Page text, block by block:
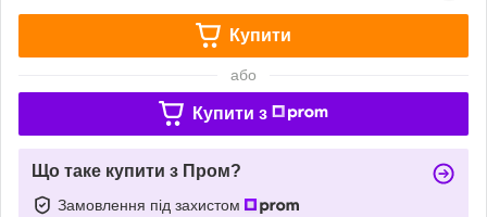
Купити
або
Купити з
Що таке купити з Пром?
Замовлення під захистом